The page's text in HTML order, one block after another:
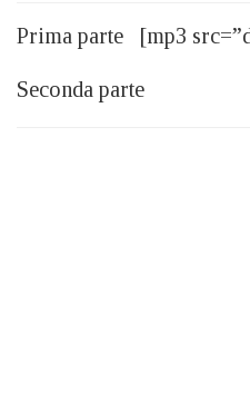
Prima parte [mp3
Seconda parte